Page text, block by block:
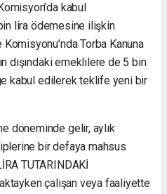
kabul
lira ödemesine ilişkin
Torba Kanuna
dışındaki emeklilere de 5 bin
kabul edilerek teklife yeni bir
döneminde gelir, aylık
bir defaya mahsus
TUTARINDAKİ
çalışan veya faaliyette